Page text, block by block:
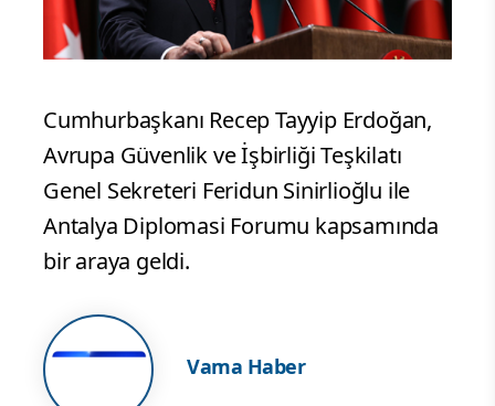
Cumhurbaşkanı Recep Tayyip Erdoğan,
Avrupa Güvenlik ve İşbirliği Teşkilatı
Genel Sekreteri Feridun Sinirlioğlu ile
Antalya Diplomasi Forumu kapsamında
bir araya geldi.
Vama Haber